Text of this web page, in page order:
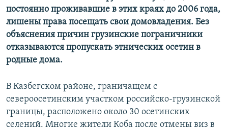
постоянно проживавшие в этих краях до 2006 года,
лишены права посещать свои домовладения. Без
объяснения причин грузинские пограничники
отказываются пропускать этнических осетин в
родные дома.
В Казбегском районе, граничащем с
североосетинским участком российско-грузинской
границы, расположено около 30 осетинских
селений. Многие жители Коба после отмены виз в